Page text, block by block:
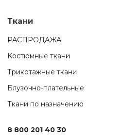
Ткани
РАСПРОДАЖА
Костюмные ткани
Трикотажные ткани
Блузочно-плательные
Ткани по назначению
8 800 201 40 30